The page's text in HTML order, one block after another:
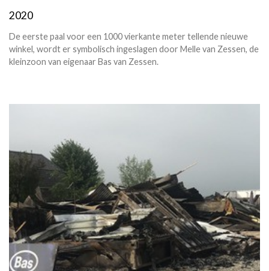
2020
De eerste paal voor een 1000 vierkante meter tellende nieuwe
winkel, wordt er symbolisch ingeslagen door Melle van Zessen, de
kleinzoon van eigenaar Bas van Zessen.